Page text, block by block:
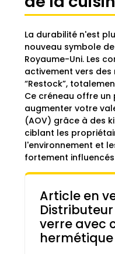
La durabilité n'est
nouveau symbole
Royaume-Uni. Les
activement vers
“Restock”,
Ce créneau offre
augmenter votre
(AOV) grâce à des
ciblant les
l'environnement et
fortement
Article en
verre avec